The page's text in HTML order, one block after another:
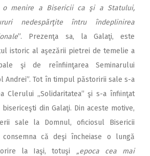
o menire a Bisericii ca şi a Statului,
nedespărţite întru îndeplinirea
”. Prezenţa sa, la Galaţi, este
istoric al aşezării pietrei de temelie a
şi de reînfiinţarea Seminarului
Andrei”. Tot în timpul păstoririi sale s-a
Clerului „Solidaritatea” şi s-a înfiinţat
din Galaţi. Din aceste motive,
sale la Domnul, oficiosul Bisericii
consemna că deşi încheiase o lungă
la Iaşi, totuşi „epoca cea mai